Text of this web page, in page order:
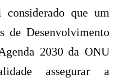
que um
de Desenvolvimento
2030 da ONU
assegurar a